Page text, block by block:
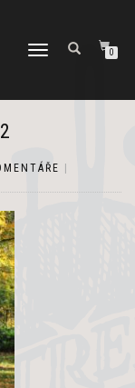
PŘEPNOUT
0